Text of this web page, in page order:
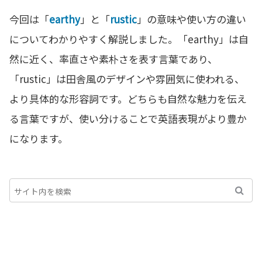
今回は「earthy」と「rustic」の意味や使い方の違い
についてわかりやすく解説しました。「earthy」は自
然に近く、率直さや素朴さを表す言葉であり、
「rustic」は田舎風のデザインや雰囲気に使われる、
より具体的な形容詞です。どちらも自然な魅力を伝え
る言葉ですが、使い分けることで英語表現がより豊か
になります。